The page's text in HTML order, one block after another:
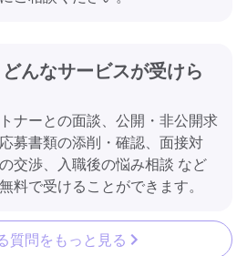
んなサービスが受けら
ナーとの面談、公開・非公開求
募書類の添削・確認、面接対
交渉、入職後の悩み相談 など
料で受けることができます。
質問をもっと見る